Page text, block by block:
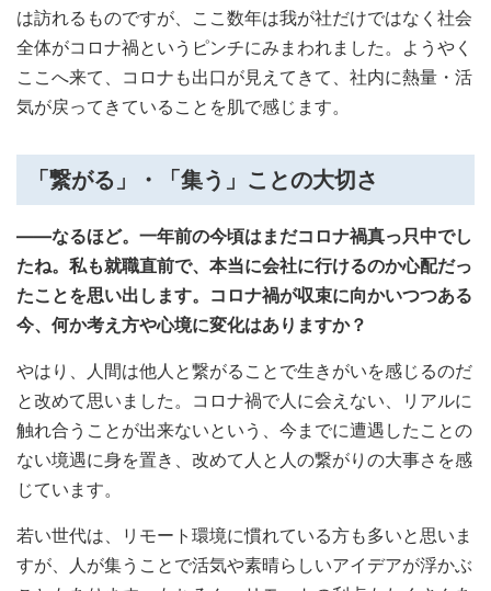
は訪れるものですが、ここ数年は我が社だけではなく社会
全体がコロナ禍というピンチにみまわれました。ようやく
ここへ来て、コロナも出口が見えてきて、社内に熱量・活
気が戻ってきていることを肌で感じます。
「繋がる」・「集う」ことの大切さ
――なるほど。一年前の今頃はまだコロナ禍真っ只中でし
たね。私も就職直前で、本当に会社に行けるのか心配だっ
たことを思い出します。コロナ禍が収束に向かいつつある
今、何か考え方や心境に変化はありますか？
やはり、人間は他人と繋がることで生きがいを感じるのだ
と改めて思いました。コロナ禍で人に会えない、リアルに
触れ合うことが出来ないという、今までに遭遇したことの
ない境遇に身を置き、改めて人と人の繋がりの大事さを感
じています。
若い世代は、リモート環境に慣れている方も多いと思いま
すが、人が集うことで活気や素晴らしいアイデアが浮かぶ